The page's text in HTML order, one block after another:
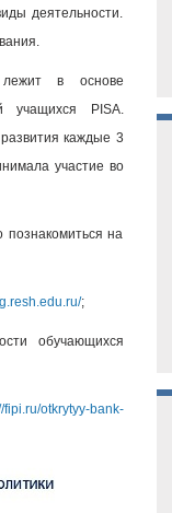
деятельности.
лежит в основе
учащихся PISA.
каждые 3
участие во
на
;
обучающихся
fipi.ru/otkrytyy-bank-